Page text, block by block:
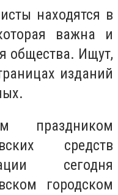
находятся в
важна и
общества. Ищут,
изданий
праздником
средств
сегодня
городском